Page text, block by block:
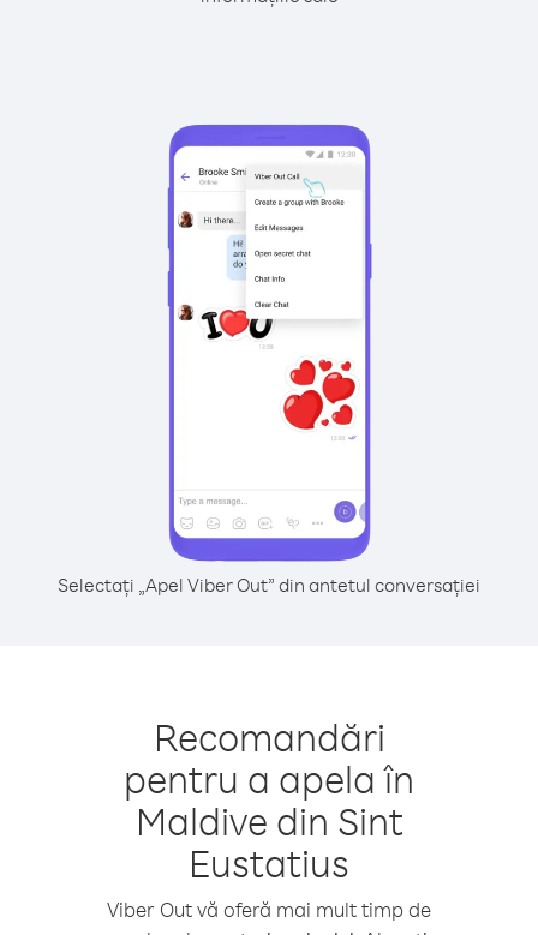
Selectați „Apel Viber Out” din antetul conversației
Recomandări
pentru a apela în
Maldive din Sint
Eustatius
Viber Out vă oferă mai mult timp de